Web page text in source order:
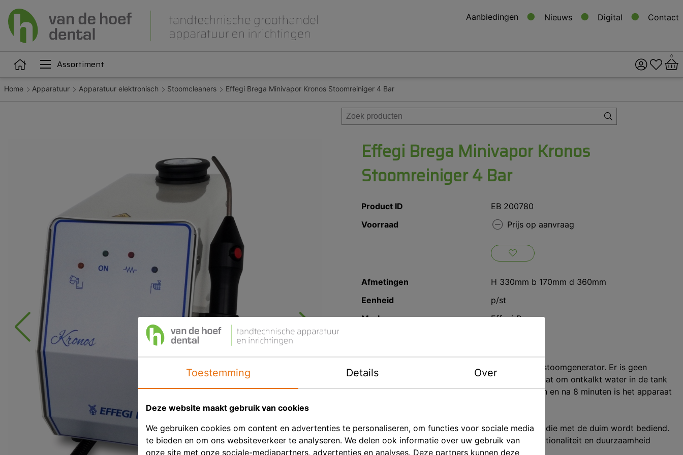
Aanbiedingen Nieuws Digital Contact
Assortiment
Articulatie Attachments Beet- en lepelplaten
CAD CAM / 3D Digital
Gips en inbedmassa
Implantologie
Meubilair en inrichting
Modelleren en was
0
Home Apparatuur Apparatuur elektronisch Stoomcleaners Effegi Brega Minivapor Kronos Stoomreiniger 4 Bar
Effegi Brega Minivapor Kronos
Stoomreiniger 4 Bar
Product ID
EB 200780
Voorraad
Prijs op aanvraag
Afmetingen
H 330mm b 170mm d 360mm
Eenheid
p/st
Merk
Effegi Brega
Productbeschrijving
Draagbare, compacte, krachtige en praktische stoomgenerator. Er is geen
aansluiting op de waterleiding nodig. Het volstaat om ontkalkt water in de tank
te doen, de stekker in het stopcontact te steken en na 8 minuten is het apparaat
Nieuw ergonomisch pistool met knopbediening die met de duim wordt bediend.
Een product dat de traditie van stevigheid, functionaliteit en duurzaamheid
respecteert.
Toestemming Details Over
Deze website maakt gebruik van cookies
We gebruiken cookies om content en advertenties te personaliseren, om functies voor sociale media
te bieden en om ons websiteverkeer te analyseren. We delen ook informatie over uw gebruik van
onze site met onze sociale-mediapartners, advertenties en analyses. Deze partners kunnen deze